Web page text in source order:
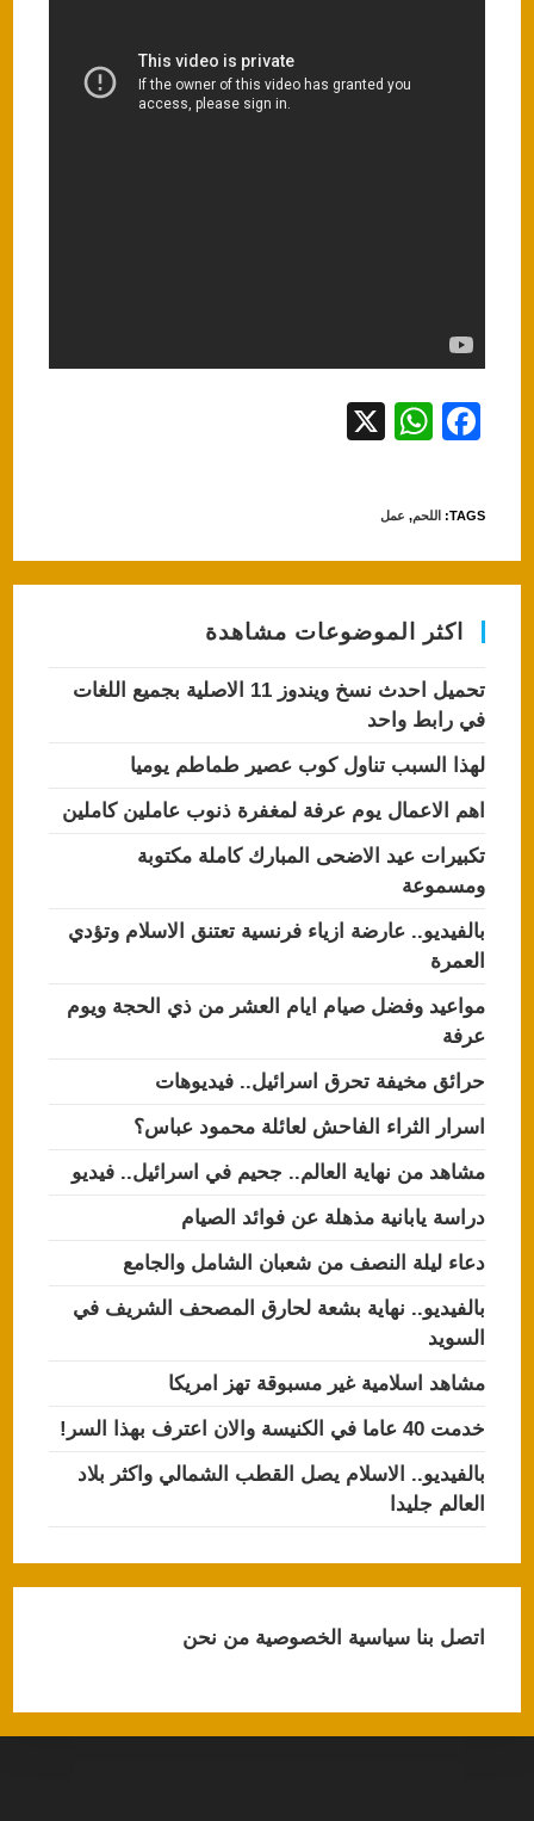
F
b
o
k
W
s
A
p
TAGS
: اللحم, عمل
اكثر الموضوعات مشاهدة
تحميل احدث نسخ ويندوز 11 الاصلية بجميع اللغات
في رابط واحد
لهذا السبب تناول كوب عصير طماطم يوميا
اهم الاعمال يوم عرفة لمغفرة ذنوب عاملين كاملين
تكبيرات عيد الاضحى المبارك كاملة مكتوبة
ومسموعة
بالفيديو.. عارضة ازياء فرنسية تعتنق الاسلام وتؤدي
العمرة
مواعيد وفضل صيام ايام العشر من ذي الحجة ويوم
عرفة
حرائق مخيفة تحرق اسرائيل.. فيديوهات
اسرار الثراء الفاحش لعائلة محمود عباس؟
مشاهد من نهاية العالم.. جحيم في اسرائيل.. فيديو
دراسة يابانية مذهلة عن فوائد الصيام
دعاء ليلة النصف من شعبان الشامل والجامع
بالفيديو.. نهاية بشعة لحارق المصحف الشريف في
السويد
مشاهد اسلامية غير مسبوقة تهز امريكا
خدمت 40 عاما في الكنيسة والان اعترف بهذا السر!
بالفيديو.. الاسلام يصل القطب الشمالي واكثر بلاد
العالم جليدا
اتصل بناسياسية الخصوصيةمن نحن